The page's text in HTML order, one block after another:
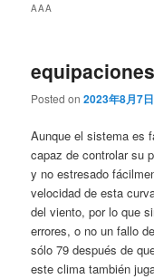
AAA
Posted on2023年8月7日
Aunque el sistema es
capaz de controlar su
y no estresado
velocidad de esta
del viento, por lo que
errores, o no un fallo
sólo 79 después de
este clima también